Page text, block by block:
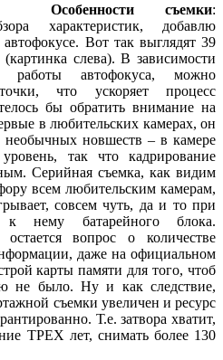
Особенности съемки:
характеристик, добавлю
Вот так выглядят 39
слева). В зависимости
автофокуса, можно
что ускоряет процесс
бы обратить внимание на
в любительских камерах, он
необычных новшеств – в камере
так что кадрирование
Серийная съемка, как видим
всем любительским камерам,
совсем чуть, да и то при
к нему батарейного блока.
вопрос о количестве
даже на официальном
карты памяти для того, чтоб
не было. Ну и как следствие,
съемки увеличен и ресурс
Т.е. затвора хватит,
ТРЕХ лет, снимать более 130